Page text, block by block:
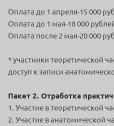
Оплата до 1 апреля-15 000
Оплата до 1 мая-18 000
Оплата после 2 мая-20 000
* участники теоретической
доступ к записи
Пакет 2. Отработка
1. Участие в теоретической
2. Участие в анатомической